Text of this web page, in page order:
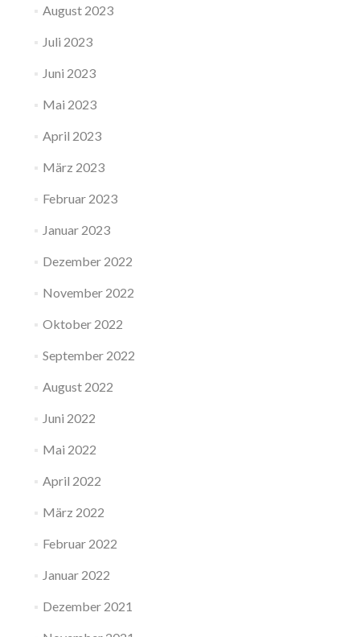
August 2023
Juli 2023
Juni 2023
Mai 2023
April 2023
März 2023
Februar 2023
Januar 2023
Dezember 2022
November 2022
Oktober 2022
September 2022
August 2022
Juni 2022
Mai 2022
April 2022
März 2022
Februar 2022
Januar 2022
Dezember 2021